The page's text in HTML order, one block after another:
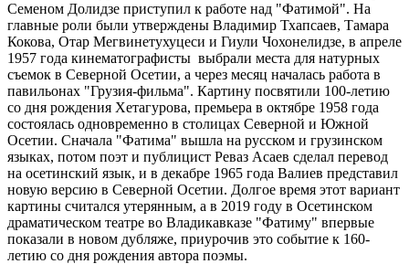
Семеном Долидзе приступил к работе над "Фатимой". На
главные роли были утверждены Владимир Тхапсаев, Тамара
Кокова, Отар Мегвинетухуцеси и Гиули Чохонелидзе, в апреле
1957 года кинематографисты выбрали места для натурных
съемок в Северной Осетии, а через месяц началась работа в
павильонах "Грузия-фильма". Картину посвятили 100-летию
со дня рождения Хетагурова, премьера в октябре 1958 года
состоялась одновременно в столицах Северной и Южной
Осетии. Сначала "Фатима" вышла на русском и грузинском
языках, потом поэт и публицист Реваз Асаев сделал перевод
на осетинский язык, и в декабре 1965 года Валиев представил
новую версию в Северной Осетии. Долгое время этот вариант
картины считался утерянным, а в 2019 году в Осетинском
драматическом театре во Владикавказе "Фатиму" впервые
показали в новом дубляже, приурочив это событие к 160-
летию со дня рождения автора поэмы.